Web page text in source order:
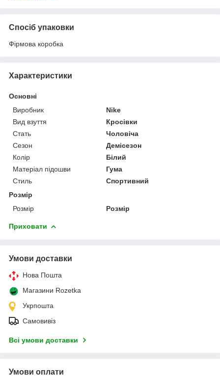
Спосіб упаковки
Фірмова коробка
Характеристики
Основні
Виробник
Nike
Вид взуття
Кросівки
Стать
Чоловіча
Сезон
Демісезон
Колір
Білий
Матеріал підошви
Гума
Стиль
Спортивний
Розмір
Розмір
Розмір
Приховати
Умови доставки
Нова Пошта
Магазини Rozetka
Укрпошта
Самовивіз
Всі умови доставки
Умови оплати